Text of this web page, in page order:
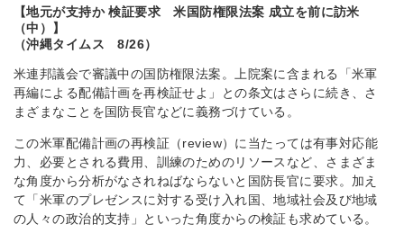
【地元が支持か 検証要求 米国防権限法案 成立を前に訪米
（中）】
（沖縄タイムス 8/26）
米連邦議会で審議中の国防権限法案。上院案に含まれる「米軍
再編による配備計画を再検証せよ」との条文はさらに続き、さ
まざまなことを国防長官などに義務づけている。
この米軍配備計画の再検証（review）に当たっては有事対応能
力、必要とされる費用、訓練のためのリソースなど、さまざま
な角度から分析がなされねばならないと国防長官に要求。加え
て「米軍のプレゼンスに対する受け入れ国、地域社会及び地域
の人々の政治的支持」といった角度からの検証も求めている。